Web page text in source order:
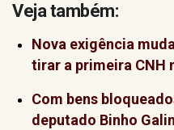
Veja também:
Nova exigência
tirar a primeira CNH
Com bens
deputado Binho